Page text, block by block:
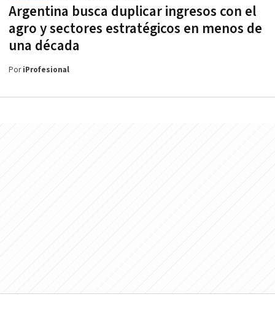
Argentina busca duplicar ingresos con el
agro y sectores estratégicos en menos de
una década
PoriProfesional